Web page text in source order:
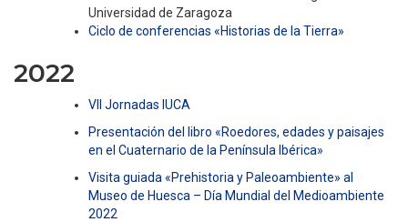
Universidad de Zaragoza
Ciclo de conferencias «Historias de la Tierra»
2022
VII Jornadas IUCA
Presentación del libro «Roedores, edades y paisajes
en el Cuaternario de la Península Ibérica»
Visita guiada «Prehistoria y Paleoambiente» al
Museo de Huesca – Día Mundial del Medioambiente
2022